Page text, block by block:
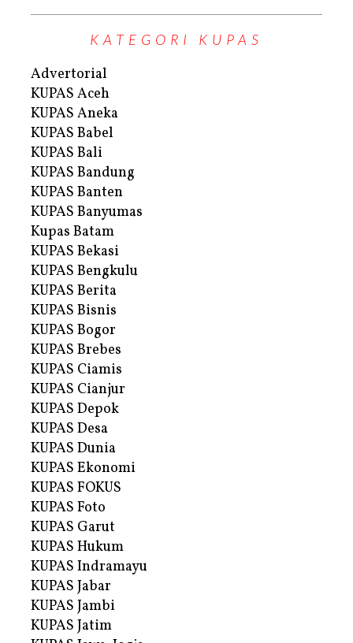
KATEGORI KUPAS
Advertorial
KUPAS Aceh
KUPAS Aneka
KUPAS Babel
KUPAS Bali
KUPAS Bandung
KUPAS Banten
KUPAS Banyumas
Kupas Batam
KUPAS Bekasi
KUPAS Bengkulu
KUPAS Berita
KUPAS Bisnis
KUPAS Bogor
KUPAS Brebes
KUPAS Ciamis
KUPAS Cianjur
KUPAS Depok
KUPAS Desa
KUPAS Dunia
KUPAS Ekonomi
KUPAS FOKUS
KUPAS Foto
KUPAS Garut
KUPAS Hukum
KUPAS Indramayu
KUPAS Jabar
KUPAS Jambi
KUPAS Jatim